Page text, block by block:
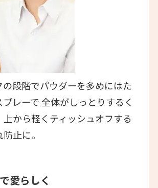
段階でパウダーを多めにはた
レーで 全体がしっとりするく
上から軽くティッシュオフする
止に。
愛らしく